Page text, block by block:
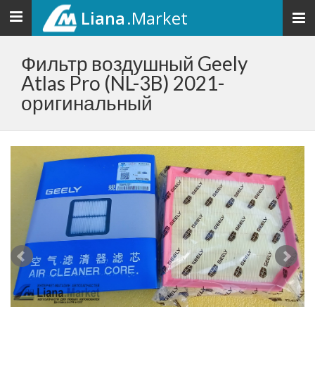
Toggle
navigation
Liana.Market
Фильтр воздушный Geely
Atlas Pro (NL-3B) 2021-
оригинальный